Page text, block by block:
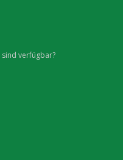
sind verfügbar?